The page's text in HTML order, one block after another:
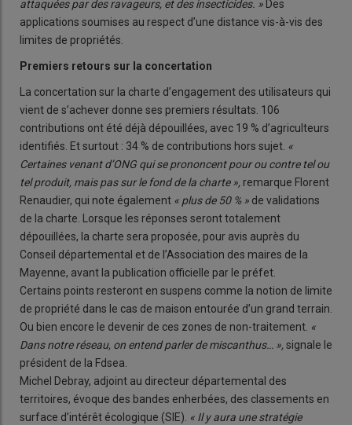
attaquées par des ravageurs, et des insecticides. » Des
applications soumises au respect d’une distance vis-à-vis des
limites de propriétés.
Premiers retours sur la concertation
La concertation sur la charte d’engagement des utilisateurs qui
vient de s’achever donne ses premiers résultats. 106
contributions ont été déjà dépouillées, avec 19 % d’agriculteurs
identifiés. Et surtout : 34 % de contributions hors sujet. «
Certaines venant d’ONG qui se prononcent pour ou contre tel ou
tel produit, mais pas sur le fond de la charte », remarque Florent
Renaudier, qui note également « plus de 50 % » de validations
de la charte. Lorsque les réponses seront totalement
dépouillées, la charte sera proposée, pour avis auprès du
Conseil départemental et de l’Association des maires de la
Mayenne, avant la publication officielle par le préfet.
Certains points resteront en suspens comme la notion de limite
de propriété dans le cas de maison entourée d’un grand terrain.
Ou bien encore le devenir de ces zones de non-traitement. «
Dans notre réseau, on entend parler de miscanthus… », signale le
président de la Fdsea.
Michel Debray, adjoint au directeur départemental des
territoires, évoque des bandes enherbées, des classements en
surface d’intérêt écologique (SIE). « Il y aura une stratégie